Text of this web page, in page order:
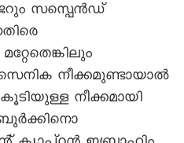
സസ്പെൻഡ്
നീക്കമുണ്ടായാൽ
നീക്കമായി